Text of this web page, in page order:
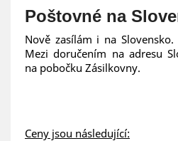
Poštovné na
Nově zasílám i na
Mezi doručením na adresu
na pobočku Zásilkovny.
Ceny jsou následující: